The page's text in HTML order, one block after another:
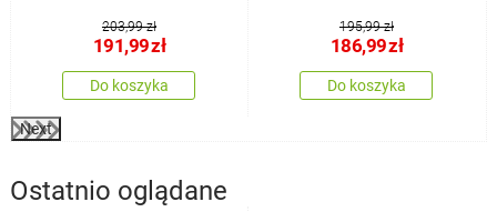
203,99 zł
191,99zł
Do koszyka
195,99 zł
186,99zł
Do koszyka
Next
Ostatnio oglądane